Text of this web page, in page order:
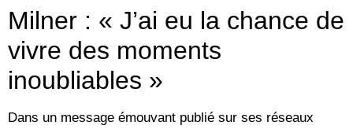
Milner : « J’ai eu la chance de
vivre des moments
inoubliables »
Dans un message émouvant publié sur ses réseaux